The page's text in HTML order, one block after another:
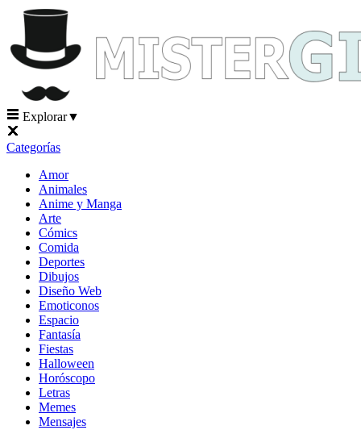
Explorar▼
Categorías
Amor
Animales
Anime y Manga
Arte
Cómics
Comida
Deportes
Dibujos
Diseño Web
Emoticonos
Espacio
Fantasía
Fiestas
Halloween
Horóscopo
Letras
Memes
Mensajes